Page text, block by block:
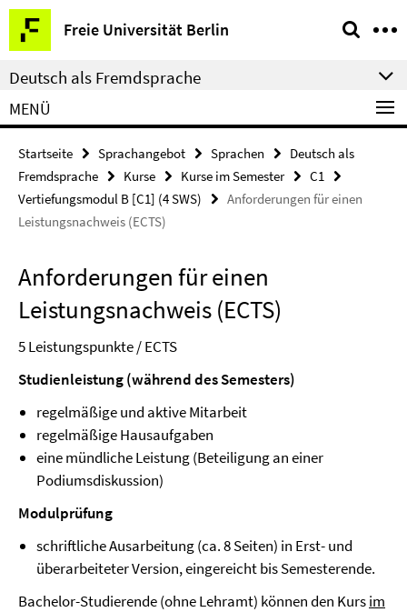
Springe
direkt
zu
Inhalt
Freie Universität Berlin
Service-
Navigation
Deutsch als Fremdsprache
MENÜ
Startseite Sprachangebot Sprachen
Deutsch als
Fremdsprache
Kurse Kurse im Semester
C1
Vertiefungsmodul B [C1] (4 SWS)
Anforderungen für einen
Leistungsnachweis (ECTS)
Anforderungen für einen
Leistungsnachweis (ECTS)
5 Leistungspunkte / ECTS
Studienleistung (während des Semesters)
regelmäßige und aktive Mitarbeit
regelmäßige Hausaufgaben
eine mündliche Leistung (Beteiligung an einer
Podiumsdiskussion)
Modulprüfung
schriftliche Ausarbeitung (ca. 8 Seiten) in Erst- und
überarbeiteter Version, eingereicht bis Semesterende.
Bachelor-Studierende (ohne Lehramt) können den Kursim